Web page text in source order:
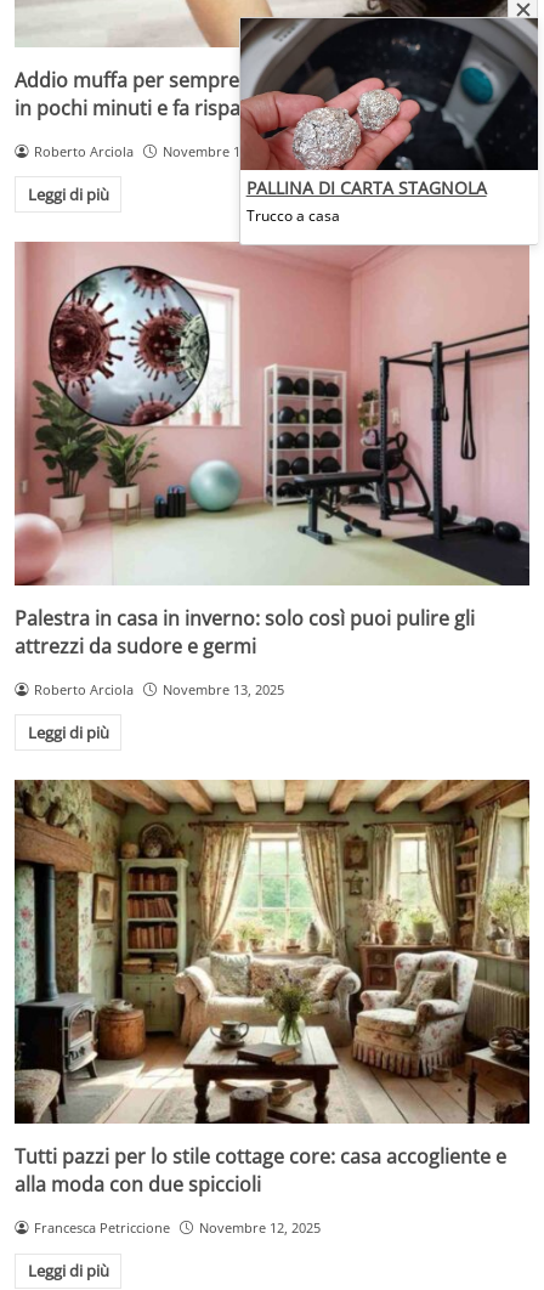
Addio muffa per sempre: il rimedio naturale che pulisce
in pochi minuti e fa risparmiare soldi
Roberto Arciola Novembre 13, 2025
Leggi di più
Palestra in casa in inverno: solo così puoi pulire gli
attrezzi da sudore e germi
Roberto Arciola Novembre 13, 2025
Leggi di più
Tutti pazzi per lo stile cottage core: casa accogliente e
alla moda con due spiccioli
Francesca Petriccione Novembre 12, 2025
Leggi di più
PALLINA DI CARTA STAGNOLA
Trucco a casa